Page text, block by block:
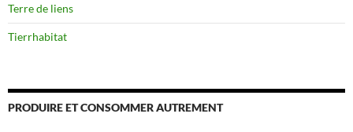
Terre de liens
Tierrhabitat
PRODUIRE ET CONSOMMER AUTREMENT